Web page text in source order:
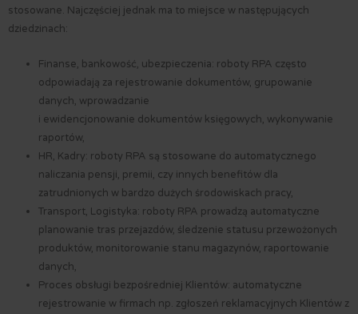
stosowane. Najczęściej jednak ma to miejsce w następujących
dziedzinach:
Finanse, bankowość, ubezpieczenia: roboty RPA często
odpowiadają za rejestrowanie dokumentów, grupowanie
danych, wprowadzanie
i ewidencjonowanie dokumentów księgowych, wykonywanie
raportów,
HR, Kadry: roboty RPA są stosowane do automatycznego
naliczania pensji, premii, czy innych benefitów dla
zatrudnionych w bardzo dużych środowiskach pracy,
Transport, Logistyka: roboty RPA prowadzą automatyczne
planowanie tras przejazdów, śledzenie statusu przewożonych
produktów, monitorowanie stanu magazynów, raportowanie
danych,
Proces obsługi bezpośredniej Klientów: automatyczne
rejestrowanie w firmach np. zgłoszeń reklamacyjnych Klientów z